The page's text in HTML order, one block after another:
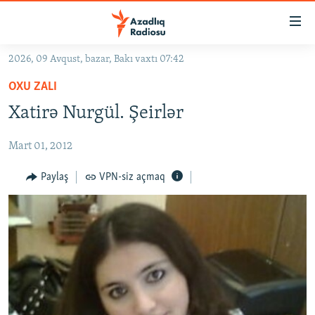
Əsas
qayıt
Əsas
qayıt
KORRUPSIOMETR
#ƏSLINDƏ
FƏRQƏ BAX
QANUNI DOĞRU
ARAŞDIRMA
MULTIMEDIA
VIDEO
FOTOQALEREYA
RADIO ARXIV
OXU ZALI
HAQQIMIZDA
2026, 09 Avqust, bazar, Bakı vaxtı 07:42
OXU ZALI
Xatirə Nurgül. Şeirlər
Mart 01, 2012
Paylaş VPN-siz açmaq